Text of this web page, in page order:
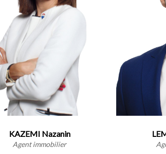
KAZEMI Nazanin
Agent immobilier